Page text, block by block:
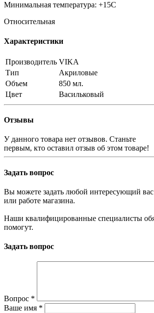
Минимальная температура: +15С
Относительная
Характеристики
Производитель VIKA
Тип
Акриловые
Объем
850 мл.
Цвет
Васильковый
Отзывы
У данного товара нет отзывов. Станьте
первым, кто оставил отзыв об этом товаре!
Задать вопрос
Вы можете задать любой интересующий
или работе магазина.
Наши квалифицированные специалисты
помогут.
Задать вопрос
Вопрос *
Ваше имя *